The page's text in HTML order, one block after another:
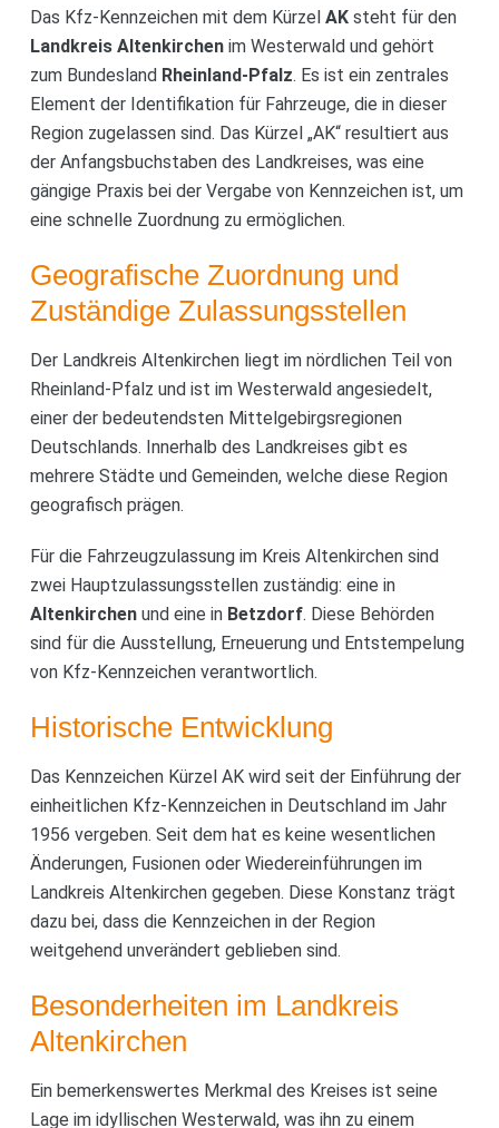
Das Kfz-Kennzeichen mit dem Kürzel AKsteht für den
Landkreis Altenkirchenim Westerwald und gehört
zum Bundesland Rheinland-Pfalz. Es ist ein zentrales
Element der Identifikation für Fahrzeuge, die in dieser
Region zugelassen sind. Das Kürzel „AK“ resultiert aus
der Anfangsbuchstaben des Landkreises, was eine
gängige Praxis bei der Vergabe von Kennzeichen ist, um
eine schnelle Zuordnung zu ermöglichen.
Geografische Zuordnung und
Zuständige Zulassungsstellen
Der Landkreis Altenkirchen liegt im nördlichen Teil von
Rheinland-Pfalz und ist im Westerwald angesiedelt,
einer der bedeutendsten Mittelgebirgsregionen
Deutschlands. Innerhalb des Landkreises gibt es
mehrere Städte und Gemeinden, welche diese Region
geografisch prägen.
Für die Fahrzeugzulassung im Kreis Altenkirchen sind
zwei Hauptzulassungsstellen zuständig: eine in
Altenkirchenund eine in Betzdorf. Diese Behörden
sind für die Ausstellung, Erneuerung und Entstempelung
von Kfz-Kennzeichen verantwortlich.
Historische Entwicklung
Das Kennzeichen Kürzel AK wird seit der Einführung der
einheitlichen Kfz-Kennzeichen in Deutschland im Jahr
1956 vergeben. Seit dem hat es keine wesentlichen
Änderungen, Fusionen oder Wiedereinführungen im
Landkreis Altenkirchen gegeben. Diese Konstanz trägt
dazu bei, dass die Kennzeichen in der Region
weitgehend unverändert geblieben sind.
Besonderheiten im Landkreis
Altenkirchen
Ein bemerkenswertes Merkmal des Kreises ist seine
Lage im idyllischen Westerwald, was ihn zu einem